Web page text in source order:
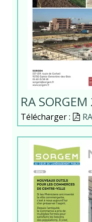
RA
Télécharger :